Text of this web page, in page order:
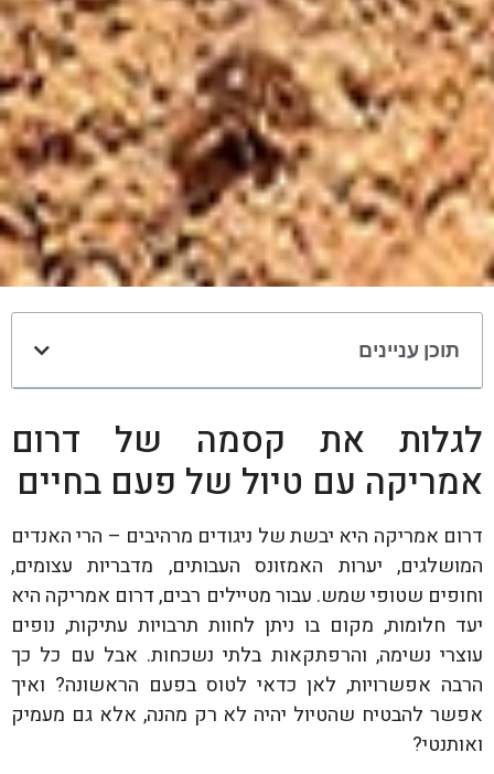
תוכן עניינים
לגלות את קסמה של דרום
אמריקה עם טיול של פעם בחיים
דרום אמריקה היא יבשת של ניגודים מרהיבים – הרי האנדים
המושלגים, יערות האמזונס העבותים, מדבריות עצומים,
וחופים שטופי שמש. עבור מטיילים רבים, דרום אמריקה היא
יעד חלומות, מקום בו ניתן לחוות תרבויות עתיקות, נופים
עוצרי נשימה, והרפתקאות בלתי נשכחות. אבל עם כל כך
הרבה אפשרויות, לאן כדאי לטוס בפעם הראשונה? ואיך
אפשר להבטיח שהטיול יהיה לא רק מהנה, אלא גם מעמיק
ואותנטי?